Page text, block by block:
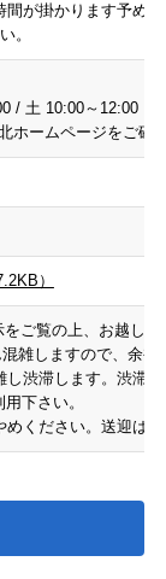
が掛かります予め
。
/ 土 10:00～12:00 ※
ホームページをご確
）
ご覧の上、お越し
雑しますので、余
渋滞します。渋滞
下さい。
ください。送迎は